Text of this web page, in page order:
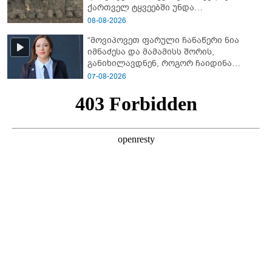
ქართველ ტყვეებში უნდა
გადაგცვალოთ..."
08-08-2026
“მოვიპოვეთ ფარული ჩანაწერი ნია
იმნაძესა და მამამისს შორის,
განიხილავდნენ, როგორ ჩაიდინა
გაბაშვილმა დანაშაული” - რას ამბობს
07-08-2026